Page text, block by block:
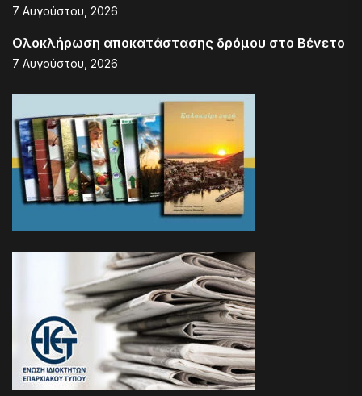
7 Αυγούστου, 2026
Ολοκλήρωση αποκατάστασης δρόμου στο Βένετο
7 Αυγούστου, 2026